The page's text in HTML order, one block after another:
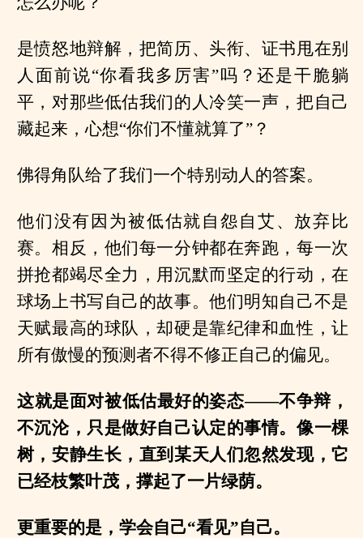
是愤怒地辩解，把简历、头衔、证书甩在别
人面前说“你看我多厉害”吗？还是干脆躺
平，对那些低估我们的人冷笑一声，把自己
藏起来，心想“你们不懂就算了”？
佛得角队给了我们一个特别动人的答案。
他们没有因为被低估就自怨自艾、放弃比
赛。相反，他们每一分钟都在奔跑，每一次
拼抢都竭尽全力，用沉默而坚定的行动，在
球场上书写自己的故事。他们明知自己不是
天赋最高的球队，却硬是靠纪律和血性，让
所有傲慢的预测者不得不修正自己的偏见。
这就是面对被低估最好的姿态——不争辩，
不沉沦，只是做好自己认定的事情。像一棵
树，安静生长，直到某天人们忽然发现，它
已经枝繁叶茂，撑起了一片绿荫。
更重要的是，学会自己“看见”自己。